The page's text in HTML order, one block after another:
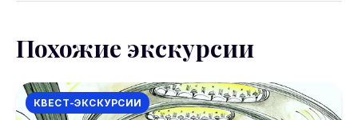
Похожие экскурсии
КВЕСТ-ЭКСКУРСИИ